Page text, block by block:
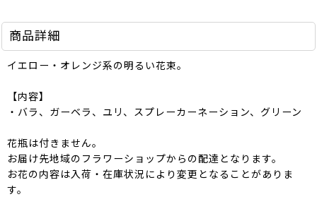
商品詳細
イエロー・オレンジ系の明るい花束。
【内容】
・バラ、ガーベラ、ユリ、スプレーカーネーション、グリーン
花瓶は付きません。
お届け先地域のフラワーショップからの配達となります。
お花の内容は入荷・在庫状況により変更となることがありま
す。